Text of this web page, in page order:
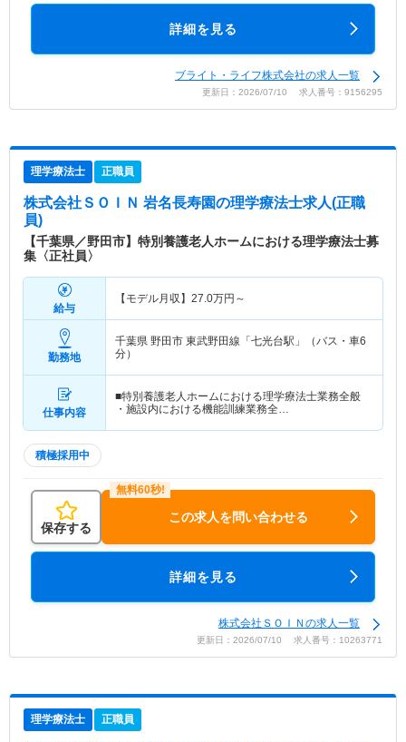
詳細を見る
ブライト・ライフ株式会社の求人一覧
更新日：2026/07/10 求人番号：9156295
理学療法士 正職員
株式会社ＳＯＩＮ 岩名長寿園の理学療法士求人(正職
員)
【千葉県／野田市】特別養護老人ホームにおける理学療法士募
集〈正社員〉
給与
【モデル月収】 27.0万円～
勤務地
千葉県 野田市 東武野田線「七光台駅」（バス・車6
分）
仕事内容
■特別養護老人ホームにおける理学療法士業務全般
・施設内における機能訓練業務全…
積極採用中
保存する
この求人を問い合わせる
詳細を見る
株式会社ＳＯＩＮの求人一覧
更新日：2026/07/10 求人番号：10263771
理学療法士 正職員